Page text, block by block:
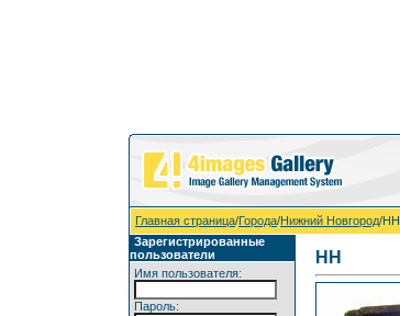
Главная страница/Города/Нижний Новгород/НН
Зарегистрированные
пользователи
Имя пользователя:
Пароль:
НН